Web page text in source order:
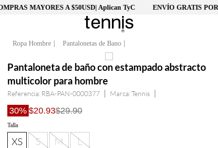
MAYORES A $50USD| Aplican TyC ENVÍO GRATIS
Ropa Hombre Pantalonetas de Bano
Pantaloneta de baño con estampado abstracto
multicolor para hombre
Referencia: RBA-PAN-0000377 Tennis
30% $20.93$29.90
Talla
XS S M L